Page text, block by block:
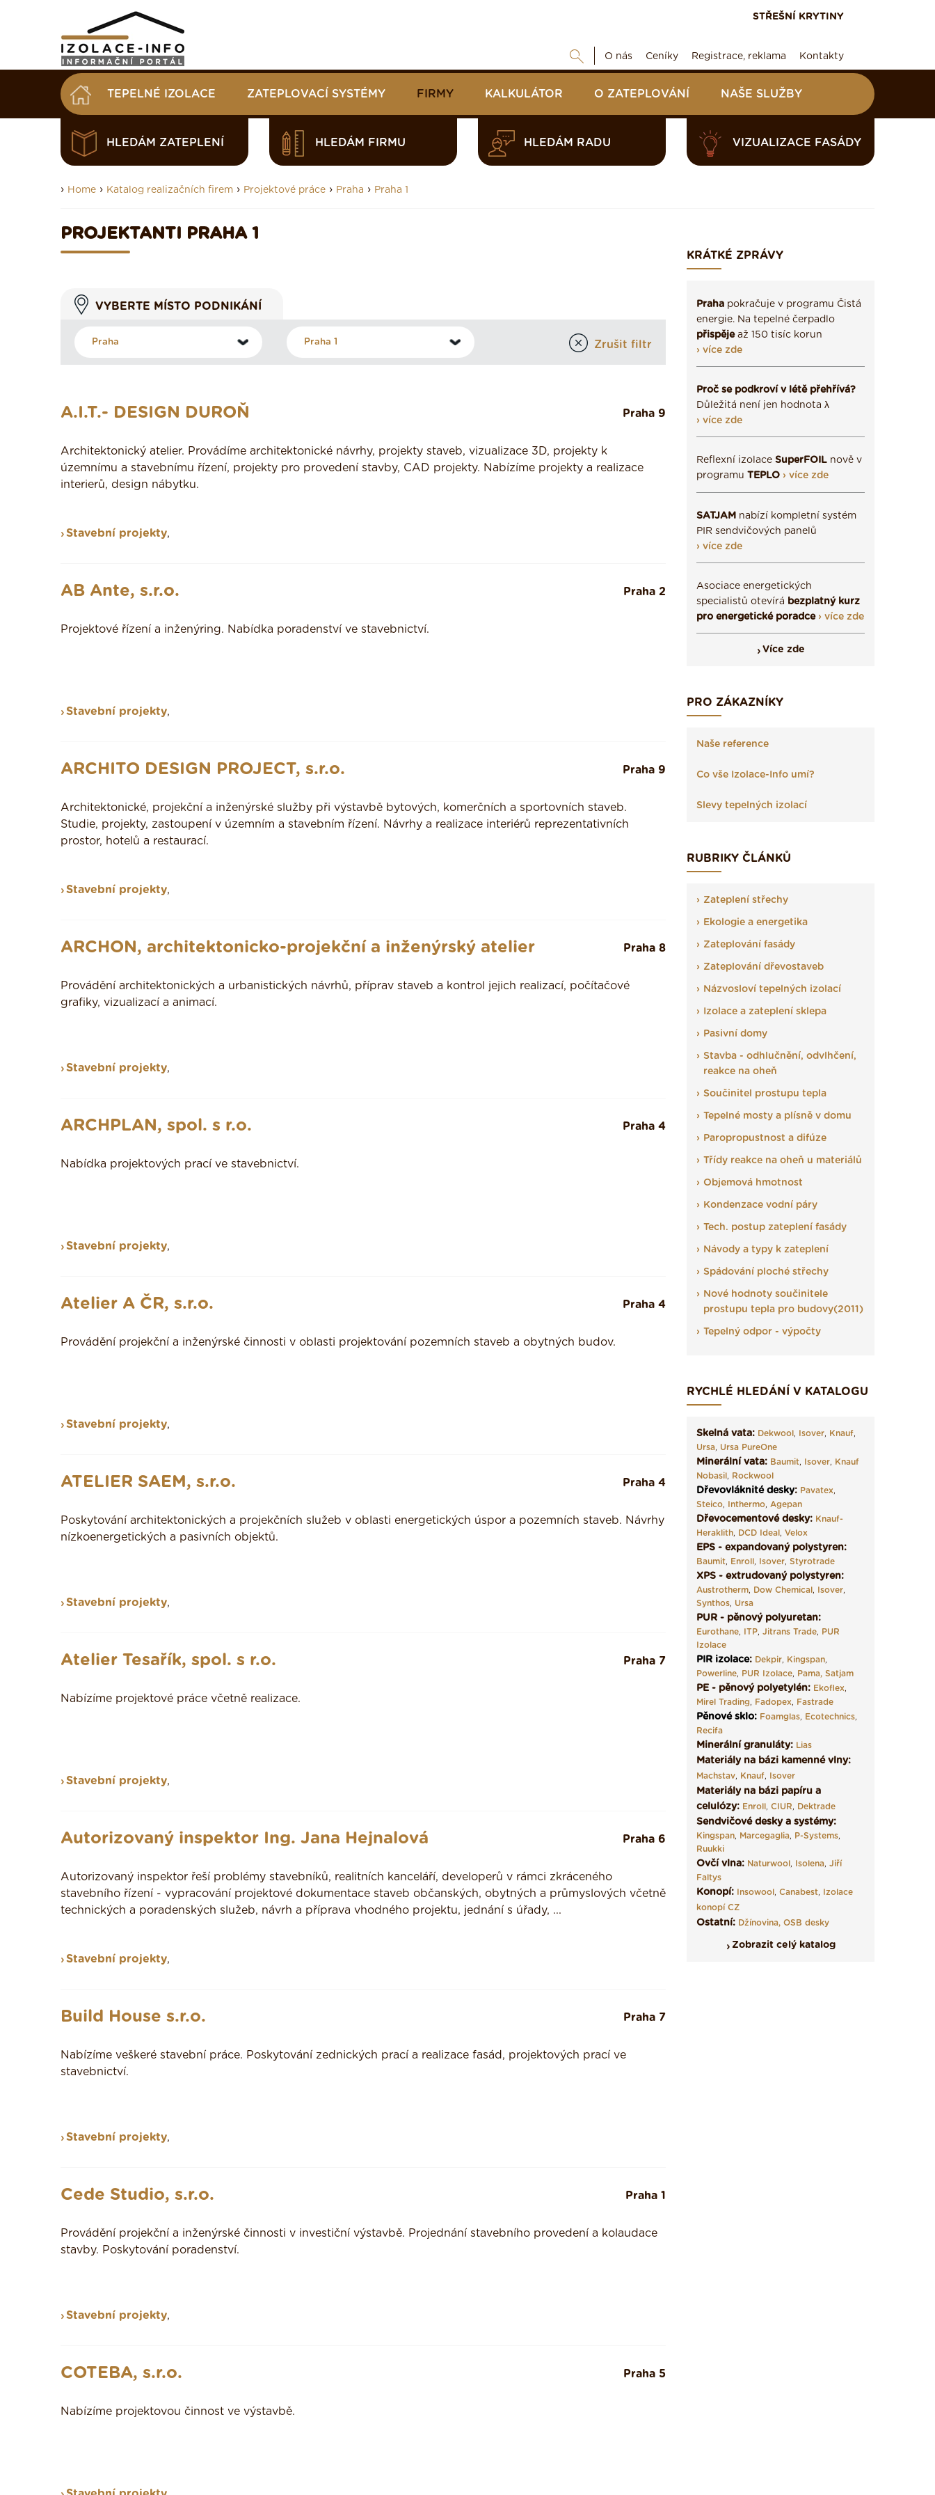
STŘEŠNÍ KRYTINY
O nás Ceníky Registrace, reklama Kontakty
TEPELNÉ IZOLACE ZATEPLOVACÍ SYSTÉMY FIRMY KALKULÁTOR O ZATEPLOVÁNÍ NAŠE SLUŽBY
HLEDÁM ZATEPLENÍ HLEDÁM FIRMU HLEDÁM RADU VIZUALIZACE FASÁDY
› Home › Katalog realizačních firem › Projektové práce › Praha › Praha 1
PROJEKTANTI PRAHA 1
VYBERTE MÍSTO PODNIKÁNÍ
Zrušit filtr
A.I.T.- DESIGN DUROŇ Praha 9
Architektonický atelier. Provádíme architektonické návrhy, projekty staveb, vizualizace 3D, projekty k
územnímu a stavebnímu řízení, projekty pro provedení stavby, CAD projekty. Nabízíme projekty a realizace
interierů, design nábytku.
Stavební projekty,
AB Ante, s.r.o. Praha 2
Projektové řízení a inženýring. Nabídka poradenství ve stavebnictví.
Stavební projekty,
ARCHITO DESIGN PROJECT, s.r.o. Praha 9
Architektonické, projekční a inženýrské služby při výstavbě bytových, komerčních a sportovních staveb.
Studie, projekty, zastoupení v územním a stavebním řízení. Návrhy a realizace interiérů reprezentativních
prostor, hotelů a restaurací.
Stavební projekty,
ARCHON, architektonicko-projekční a inženýrský atelier Praha 8
Provádění architektonických a urbanistických návrhů, příprav staveb a kontrol jejich realizací, počítačové
grafiky, vizualizací a animací.
Stavební projekty,
ARCHPLAN, spol. s r.o. Praha 4
Nabídka projektových prací ve stavebnictví.
Stavební projekty,
Atelier A ČR, s.r.o. Praha 4
Provádění projekční a inženýrské činnosti v oblasti projektování pozemních staveb a obytných budov.
Stavební projekty,
ATELIER SAEM, s.r.o. Praha 4
Poskytování architektonických a projekčních služeb v oblasti energetických úspor a pozemních staveb. Návrhy
nízkoenergetických a pasivních objektů.
Stavební projekty,
Atelier Tesařík, spol. s r.o. Praha 7
Nabízíme projektové práce včetně realizace.
Stavební projekty,
Autorizovaný inspektor Ing. Jana Hejnalová Praha 6
Autorizovaný inspektor řeší problémy stavebníků, realitních kanceláří, developerů v rámci zkráceného
stavebního řízení - vypracování projektové dokumentace staveb občanských, obytných a průmyslových včetně
technických a poradenských služeb, návrh a příprava vhodného projektu, jednání s úřady, ...
Stavební projekty,
Build House s.r.o. Praha 7
Nabízíme veškeré stavební práce. Poskytování zednických prací a realizace fasád, projektových prací ve
stavebnictví.
Stavební projekty,
Cede Studio, s.r.o. Praha 1
Provádění projekční a inženýrské činnosti v investiční výstavbě. Projednání stavebního provedení a kolaudace
stavby. Poskytování poradenství.
Stavební projekty,
COTEBA, s.r.o. Praha 5
Nabízíme projektovou činnost ve výstavbě.
KRÁTKÉ ZPRÁVY
Praha pokračuje v programu Čistá
energie. Na tepelné čerpadlo
přispějeaž 150 tisíc korun
› více zde
Proč se podkroví v létě přehřívá?
Důležitá není jen hodnota λ
› více zde
Reflexní izolace SuperFOIL nově v
programu TEPLO › více zde
SATJAM nabízí kompletní systém
PIR sendvičových panelů
› více zde
Asociace energetických
specialistů otevírá bezplatný kurz
pro energetické poradce › více zde
Více zde
PRO ZÁKAZNÍKY
Naše reference
Co vše Izolace-Info umí?
Slevy tepelných izolací
RUBRIKY ČLÁNKŮ
Zateplení střechy
Ekologie a energetika
Zateplování fasády
Zateplování dřevostaveb
Názvosloví tepelných izolací
Izolace a zateplení sklepa
Pasivní domy
Stavba - odhlučnění, odvlhčení,
reakce na oheň
Součinitel prostupu tepla
Tepelné mosty a plísně v domu
Paropropustnost a difúze
Třídy reakce na oheň u materiálů
Objemová hmotnost
Kondenzace vodní páry
Tech. postup zateplení fasády
Návody a typy k zateplení
Spádování ploché střechy
Nové hodnoty součinitele
prostupu tepla pro budovy(2011)
Tepelný odpor - výpočty
RYCHLÉ HLEDÁNÍ V KATALOGU
Skelná vata: Dekwool, Isover, Knauf,
Ursa, Ursa PureOne
Minerální vata: Baumit, Isover, Knauf
Nobasil, Rockwool
Dřevovláknité desky: Pavatex,
Steico, Inthermo, Agepan
Dřevocementové desky: Knauf-
Heraklith, DCD Ideal, Velox
EPS - expandovaný polystyren:
Baumit, Enroll, Isover, Styrotrade
XPS - extrudovaný polystyren:
Austrotherm, Dow Chemical, Isover,
Synthos, Ursa
PUR - pěnový polyuretan:
Eurothane, ITP, Jitrans Trade, PUR
Izolace
PIR izolace: Dekpir, Kingspan,
Powerline, PUR Izolace, Pama, Satjam
PE - pěnový polyetylén: Ekoflex,
Mirel Trading, Fadopex, Fastrade
Pěnové sklo: Foamglas, Ecotechnics,
Recifa
Minerální granuláty: Lias
Materiály na bázi kamenné vlny:
Machstav, Knauf, Isover
Materiály na bázi papíru a
celulózy: Enroll, CIUR, Dektrade
Sendvičové desky a systémy:
Kingspan, Marcegaglia, P-Systems,
Ruukki
Ovčí vlna: Naturwool, Isolena, Jiří
Faltys
Konopí: Insowool, Canabest, Izolace
konopí CZ
Ostatní: Džínovina, OSB desky
Zobrazit celý katalog